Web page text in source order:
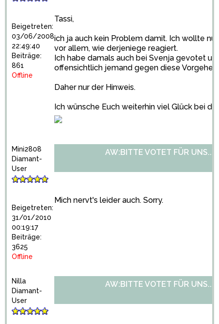
Beigetreten:
03/06/2008
22:49:40
Beiträge:
861
Offline
Tassi,
ich ja auch kein Problem damit. Ich wollte
vor allem, wie derjeniege reagiert.
Ich habe damals auch bei Svenja gevotet
offensichtlich jemand gegen diese
Daher nur der Hinweis.
Ich wünsche Euch weiterhin viel Glück bei
Mini2808
Diamant-
User
Beigetreten:
31/01/2010
00:19:17
Beiträge:
3625
Offline
AW:BITTE VOTET FÜR
Mich nervt's leider auch. Sorry.
Nilla
Diamant-
User
AW:BITTE VOTET FÜR